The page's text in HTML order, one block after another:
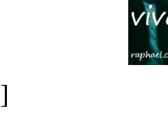
]